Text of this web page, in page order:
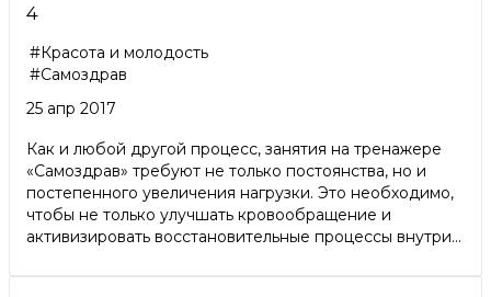
4
#Красота и молодость
#Самоздрав
25 апр 2017
Как и любой другой процесс, занятия на тренажере
«Самоздрав» требуют не только постоянства, но и
постепенного увеличения нагрузки. Это необходимо,
чтобы не только улучшать кровообращение и
активизировать восстановительные процессы внутри...